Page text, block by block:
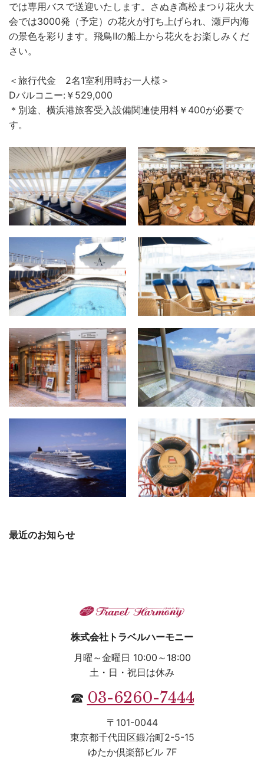
では専用バスで送迎いたします。さぬき高松まつり花火大
会では3000発（予定）の花火が打ち上げられ、瀬戸内海
の景色を彩ります。飛鳥Ⅱの船上から花火をお楽しみくだ
さい。
＜旅行代金 2名1室利用時お一人様＞
Dバルコニー:￥529,000
＊別途、横浜港旅客受入設備関連使用料￥400が必要で
す。
最近のお知らせ
株式会社トラベルハーモニー
月曜～金曜日 10:00～18:00
土・日・祝日は休み
☎ 03-6260-7444
〒101-0044
東京都千代田区鍛冶町2-5-15
ゆたか倶楽部ビル 7F